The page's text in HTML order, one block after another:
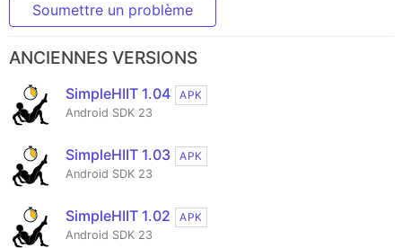
Soumettre un problème
ANCIENNES VERSIONS
SimpleHIIT 1.04
APK
Android SDK 23
SimpleHIIT 1.03
APK
Android SDK 23
SimpleHIIT 1.02
APK
Android SDK 23